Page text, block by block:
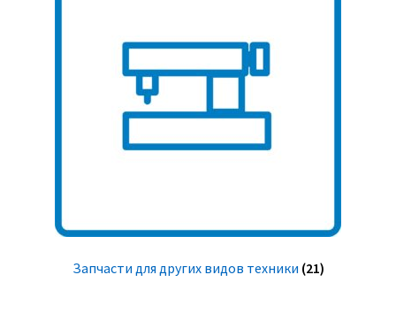
Запчасти для других видов техники (21)